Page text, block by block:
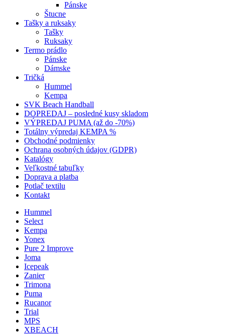
Pánske
Štucne
Tašky a ruksaky
Tašky
Ruksaky
Termo prádlo
Pánske
Dámske
Tričká
Hummel
Kempa
SVK Beach Handball
DOPREDAJ – posledné kusy skladom
VÝPREDAJ PUMA (až do -70%)
Totálny výpredaj KEMPA %
Obchodné podmienky
Ochrana osobných údajov (GDPR)
Katalógy
Veľkostné tabuľky
Doprava a platba
Potlač textilu
Kontakt
Hummel
Select
Kempa
Yonex
Pure 2 Improve
Joma
Icepeak
Zanier
Trimona
Puma
Rucanor
Trial
MPS
XBEACH